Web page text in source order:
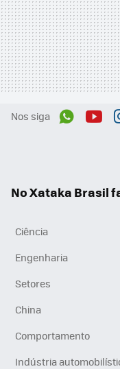
Nos siga
No Xataka Brasil
Ciência
Engenharia
Setores
China
Comportamento
Indústria